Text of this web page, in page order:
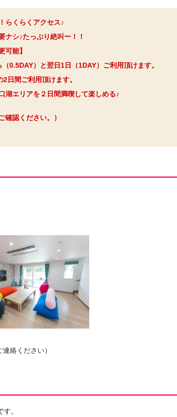
らくらくアクセス♪
ナシ♪たっぷり絶叫ー！！
可能】
0.5DAY）と翌日1日（1DAY）ご利用頂けます。
日間ご利用頂けます。
湖エリアを２日間満喫して楽しめる♪
確認ください。）
絡ください）
。